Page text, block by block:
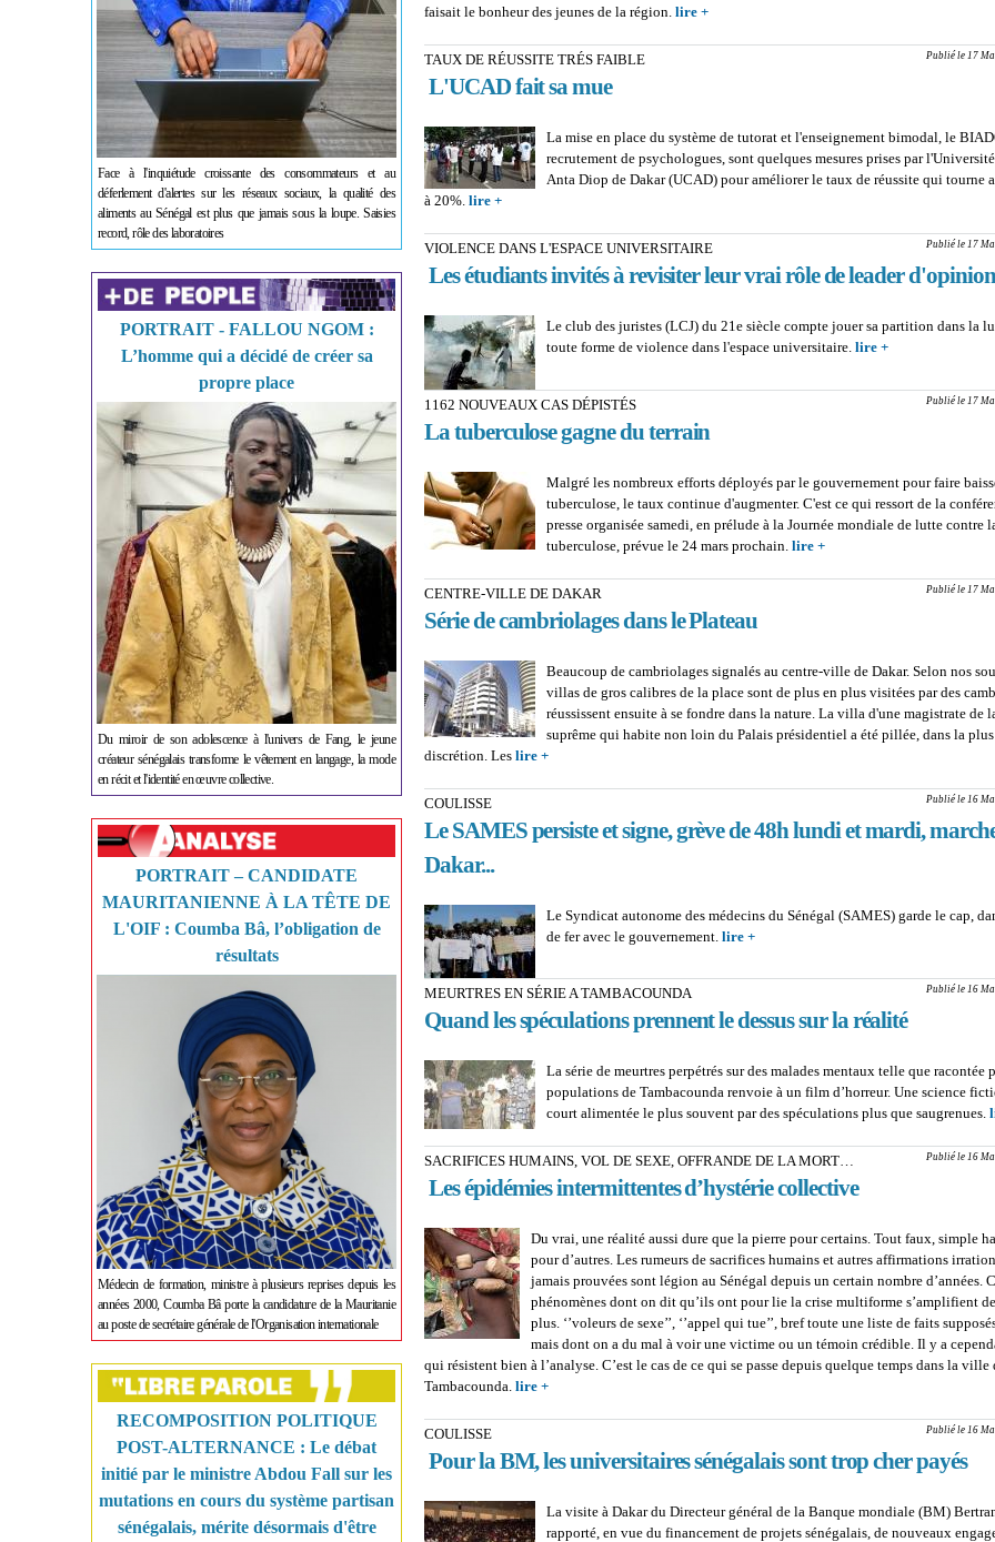
Face à l'inquiétude croissante des consommateurs et au
déferlement d'alertes sur les réseaux sociaux, la qualité des
aliments au Sénégal est plus que jamais sous la loupe. Saisies
record, rôle des laboratoires
PORTRAIT - FALLOU NGOM :
L’homme qui a décidé de créer sa
propre place
Du miroir de son adolescence à l'univers de Fang, le jeune
créateur sénégalais transforme le vêtement en langage, la mode
en récit et l'identité en œuvre collective.
PORTRAIT – CANDIDATE
MAURITANIENNE À LA TÊTE DE
L'OIF : Coumba Bâ, l’obligation de
résultats
Médecin de formation, ministre à plusieurs reprises depuis les
années 2000, Coumba Bâ porte la candidature de la Mauritanie
au poste de secrétaire générale de l'Organisation internationale
RECOMPOSITION POLITIQUE
POST-ALTERNANCE : Le débat
initié par le ministre Abdou Fall sur les
mutations en cours du système partisan
sénégalais, mérite désormais d'être
faisait le bonheur des jeunes de la région. lire +
''milliards de francs CFA'' partent en fumée
Publié le 17
TAUX DE RÉUSSITE TRÉS FAIBLE
L'UCAD fait sa mue
La mise en place du système de tutorat et l'enseignement bimodal, le
recrutement de psychologues, sont quelques mesures prises par
Anta Diop de Dakar (UCAD) pour améliorer le taux de réussite qui tourne
à 20%. lire +
Publié le 17
VIOLENCE DANS L'ESPACE UNIVERSITAIRE
Les étudiants invités à revisiter leur vrai rôle de leader d'opinion
Le club des juristes (LCJ) du 21e siècle compte jouer sa partition dans la
toute forme de violence dans l'espace universitaire. lire +
Publié le 17
1162 NOUVEAUX CAS DÉPISTÉS
La tuberculose gagne du terrain
Malgré les nombreux efforts déployés par le gouvernement pour faire
tuberculose, le taux continue d'augmenter. C'est ce qui ressort de la
presse organisée samedi, en prélude à la Journée mondiale de lutte contre
tuberculose, prévue le 24 mars prochain. lire +
Publié le 17
CENTRE-VILLE DE DAKAR
Série de cambriolages dans le Plateau
Beaucoup de cambriolages signalés au centre-ville de Dakar. Selon nos
villas de gros calibres de la place sont de plus en plus visitées par des
réussissent ensuite à se fondre dans la nature. La villa d'une magistrate de
suprême qui habite non loin du Palais présidentiel a été pillée, dans la
discrétion. Les lire +
Publié le 16
COULISSE
Le SAMES persiste et signe, grève de 48h lundi et mardi,
Dakar...
Le Syndicat autonome des médecins du Sénégal (SAMES) garde le cap,
de fer avec le gouvernement. lire +
Publié le 16
MEURTRES EN SÉRIE A TAMBACOUNDA
Quand les spéculations prennent le dessus sur la réalité
La série de meurtres perpétrés sur des malades mentaux telle que racontée
populations de Tambacounda renvoie à un film d’horreur. Une science
court alimentée le plus souvent par des spéculations plus que saugrenues.
Publié le 16
SACRIFICES HUMAINS, VOL DE SEXE, OFFRANDE DE LA MORT…
Les épidémies intermittentes d’hystérie collective
Du vrai, une réalité aussi dure que la pierre pour certains. Tout faux, simple
pour d’autres. Les rumeurs de sacrifices humains et autres affirmations
jamais prouvées sont légion au Sénégal depuis un certain nombre d’années.
phénomènes dont on dit qu’ils ont pour lie la crise multiforme s’amplifient
plus. ‘’voleurs de sexe’’, ‘’appel qui tue’’, bref toute une liste de faits
mais dont on a du mal à voir une victime ou un témoin crédible. Il y a
qui résistent bien à l’analyse. C’est le cas de ce qui se passe depuis quelque temps dans la ville
Tambacounda. lire +
Publié le 16
COULISSE
Pour la BM, les universitaires sénégalais sont trop cher payés
La visite à Dakar du Directeur général de la Banque mondiale (BM)
rapporté, en vue du financement de projets sénégalais, de nouveaux